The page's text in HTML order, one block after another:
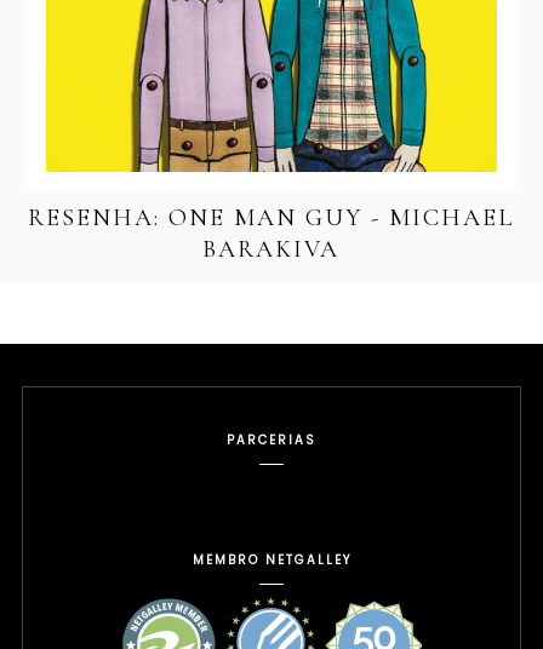
RESENHA: ONE MAN GUY - MICHAEL
BARAKIVA
PARCERIAS
MEMBRO NETGALLEY